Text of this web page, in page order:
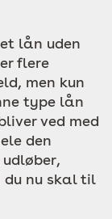
lån uden
flere
men kun
type lån
ved med
den
nu skal til